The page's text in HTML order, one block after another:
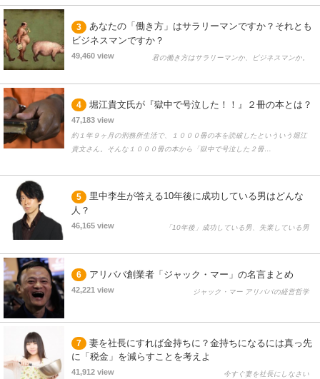
3
あなたの「働き方」はサラリーマンですか？それとも
ビジネスマンですか？
49,460 view 君の働き方はサラリーマンか、ビジネスマンか。
4 堀江貴文氏が『獄中で号泣した！！』２冊の本とは？
47,183 view
約１年９ヶ月の刑務所生活で、１０００冊の本を読破したといういう堀江
貴文さん。そんな１０００冊の本から「獄中で号泣した２冊…
5
里中李生が答える10年後に成功している男はどんな
人？
46,165 view 「10年後」成功している男、失業している男
6 アリババ創業者「ジャック・マー」の名言まとめ
42,221 view ジャック・マー アリババの経営哲学
7
妻を社長にすれば金持ちに？金持ちになるには真っ先
に「税金」を減らすことを考えよ
41,912 view 今すぐ妻を社長にしなさい